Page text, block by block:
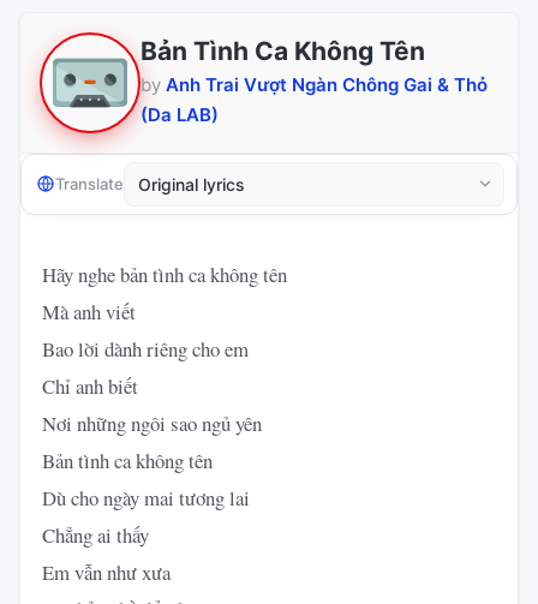
Bản Tình Ca Không Tên
by Anh Trai Vượt Ngàn Chông Gai & Thỏ
(Da LAB)
Translate
Hãy nghe bản tình ca không tên
Mà anh viết
Bao lời dành riêng cho em
Chỉ anh biết
Nơi những ngôi sao ngủ yên
Bản tình ca không tên
Dù cho ngày mai tương lai
Chẳng ai thấy
Em vẫn như xưa